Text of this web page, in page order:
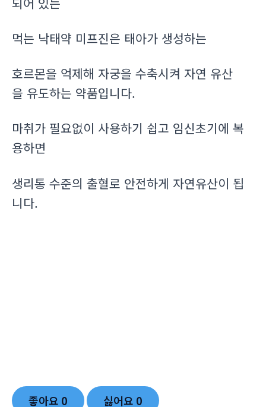
먹는 낙태약 미프진은 태아가 생성하는
호르몬을 억제해 자궁을 수축시켜 자연 유산
을 유도하는 약품입니다.
마취가 필요없이 사용하기 쉽고 임신초기에 복
용하면
생리통 수준의 출혈로 안전하게 자연유산이 됩
니다.
좋아요 0 싫어요 0